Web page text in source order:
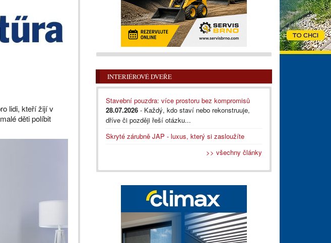
lidi, kteří žijí v
děti políbit
INTERIÉROVÉ DVEŘE
Stavební pouzdra: více prostoru bez kompromisů
28.07.2026 - Každý, kdo staví nebo rekonstruuje,
dříve či později řeší otázku...
Skryté zárubně JAP - luxus, který si zasloužíte
>> všechny články